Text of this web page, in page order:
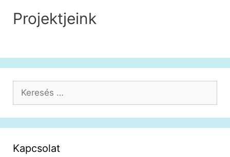
Projektjeink
Keresés:
Kapcsolat